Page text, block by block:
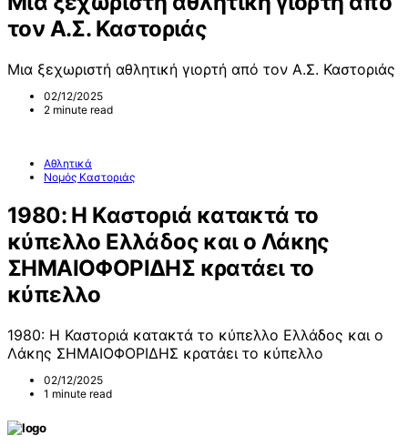
τον Α.Σ. Καστοριάς
Μια ξεχωριστή αθλητική γιορτή από τον Α.Σ. Καστοριάς
02/12/2025
2 minute read
Αθλητικά
Νομός Καστοριάς
1980: Η Καστοριά κατακτά το
κύπελλο Ελλάδος και ο Λάκης
ΣΗΜΑΙΟΦΟΡΙΔΗΣ κρατάει το
κύπελλο
1980: Η Καστοριά κατακτά το κύπελλο Ελλάδος και ο
Λάκης ΣΗΜΑΙΟΦΟΡΙΔΗΣ κρατάει το κύπελλο
02/12/2025
1 minute read